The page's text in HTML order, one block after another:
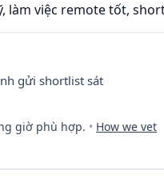
làm việc remote tốt,
gửi shortlist sát
giờ phù hợp. • How we vet